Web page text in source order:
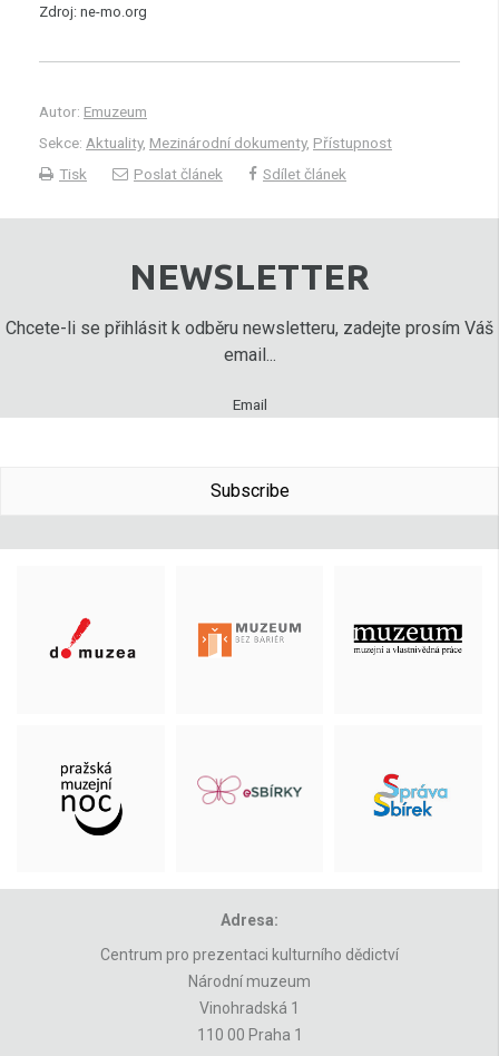
Zdroj: ne-mo.org
Autor: Emuzeum
Sekce: Aktuality, Mezinárodní dokumenty, Přístupnost
Tisk
Poslat článek Sdílet článek
NEWSLETTER
Chcete-li se přihlásit k odběru newsletteru, zadejte prosím Váš
email...
Email
Subscribe
Adresa:
Centrum pro prezentaci kulturního dědictví
Národní muzeum
Vinohradská 1
110 00 Praha 1